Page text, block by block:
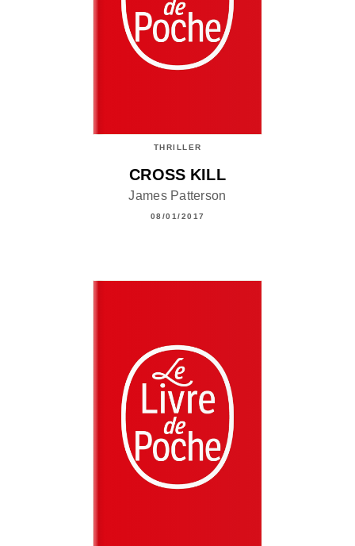
THRILLER
CROSS KILL
James Patterson
08/01/2017